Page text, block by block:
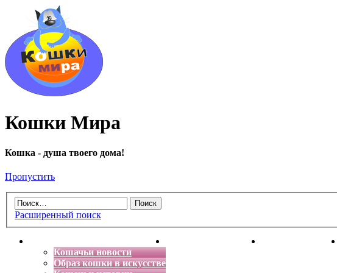
Кошки Мира
Кошка - душа твоего дома!
Пропустить
Расширенный поиск
Кошачьи новости
Образ кошки в искусстве
Энциклопедия кошек Детская фантазия